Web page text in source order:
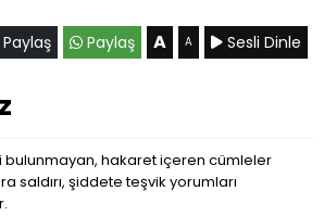
Paylaş Paylaş A A Sesli Dinle
bulunmayan, hakaret içeren cümleler
saldırı, şiddete teşvik yorumları